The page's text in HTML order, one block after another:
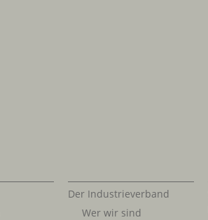
Der Industrieverband
Wer wir sind